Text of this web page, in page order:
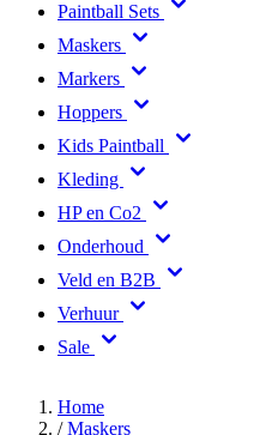
Paintball Sets
Maskers
Markers
Hoppers
Kids Paintball
Kleding
HP en Co2
Onderhoud
Veld en B2B
Verhuur
Sale
Home
/ Maskers